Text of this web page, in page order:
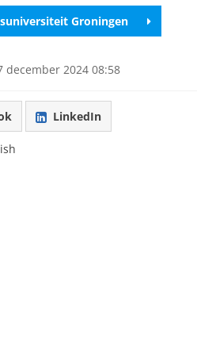
Groningen
december 2024 08:58
LinkedIn